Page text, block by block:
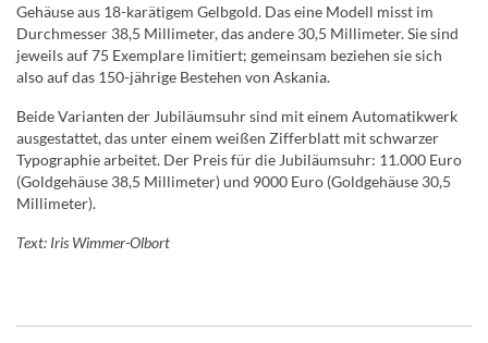
Gehäuse aus 18-karätigem Gelbgold. Das eine Modell misst im
Durchmesser 38,5 Millimeter, das andere 30,5 Millimeter. Sie sind
jeweils auf 75 Exemplare limitiert; gemeinsam beziehen sie sich
also auf das 150-jährige Bestehen von Askania.
Beide Varianten der Jubiläumsuhr sind mit einem Automatikwerk
ausgestattet, das unter einem weißen Zifferblatt mit schwarzer
Typographie arbeitet. Der Preis für die Jubiläumsuhr: 11.000 Euro
(Goldgehäuse 38,5 Millimeter) und 9000 Euro (Goldgehäuse 30,5
Millimeter).
Text: Iris Wimmer-Olbort